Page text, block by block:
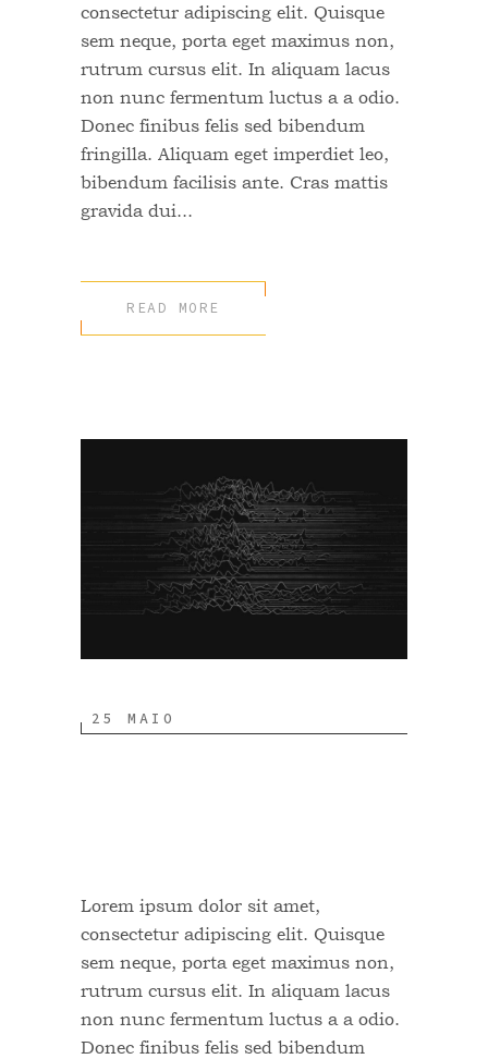
consectetur adipiscing elit. Quisque
sem neque, porta eget maximus non,
rutrum cursus elit. In aliquam lacus
non nunc fermentum luctus a a odio.
Donec finibus felis sed bibendum
fringilla. Aliquam eget imperdiet leo,
bibendum facilisis ante. Cras mattis
gravida dui...
READ MORE
25 MAIO
Lorem ipsum dolor sit amet,
consectetur adipiscing elit. Quisque
sem neque, porta eget maximus non,
rutrum cursus elit. In aliquam lacus
non nunc fermentum luctus a a odio.
Donec finibus felis sed bibendum